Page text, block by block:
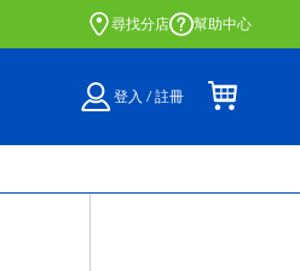
門店自取服務 網上購買並在店內
尋找分店 幫助中心
登入 / 註冊